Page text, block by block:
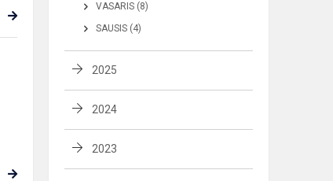
VASARIS (8)
SAUSIS (4)
2025
2024
2023